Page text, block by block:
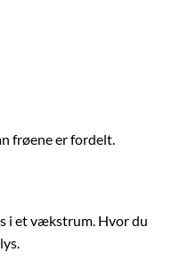
frøene er fordelt.
i et vækstrum. Hvor du